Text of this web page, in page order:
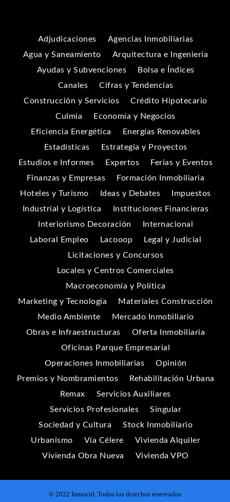
Adjudicaciones
Agencias Inmobiliarias
Agua y Saneamiento
Arquitectura e Ingeniería
Ayudas y Subvenciones
Bolsa e Índices
Canales
Cifras y Tendencias
Construcción y Servicios
Crédito Hipotecario
Culmia
Economía y Negocios
Eficiencia Energética
Energías Renovables
Estadísticas
Estrategia y Proyectos
Estudios e Informes
Expertos
Ferias y Eventos
Finanzas y Empresas
Formación Inmobiliaria
Hoteles y Turismo
Ideas y Debates
Impuestos
Industrial y Logística
Instituciones Financieras
Interiorismo Decoración
Internacional
Laboral Empleo
Lacooop
Legal y Judicial
Licitaciones y Concursos
Locales y Centros Comerciales
Macroeconomía y Política
Marketing y Tecnología
Materiales Construcción
Medio Ambiente
Mercado Inmobiliario
Obras e Infraestructuras
Oferta Inmobiliaria
Oficinas Parque Empresarial
Operaciones Inmobiliarias
Opinión
Premios y Nombramientos
Rehabilitación Urbana
Remax
Servicios Auxiliares
Servicios Profesionales
Singular
Sociedad y Cultura
Stock Inmobiliario
Urbanismo
Vía Célere
Vivienda Alquiler
Vivienda Obra Nueva
Vivienda VPO
© 2022 Inmocid. Todos los derechos reservados